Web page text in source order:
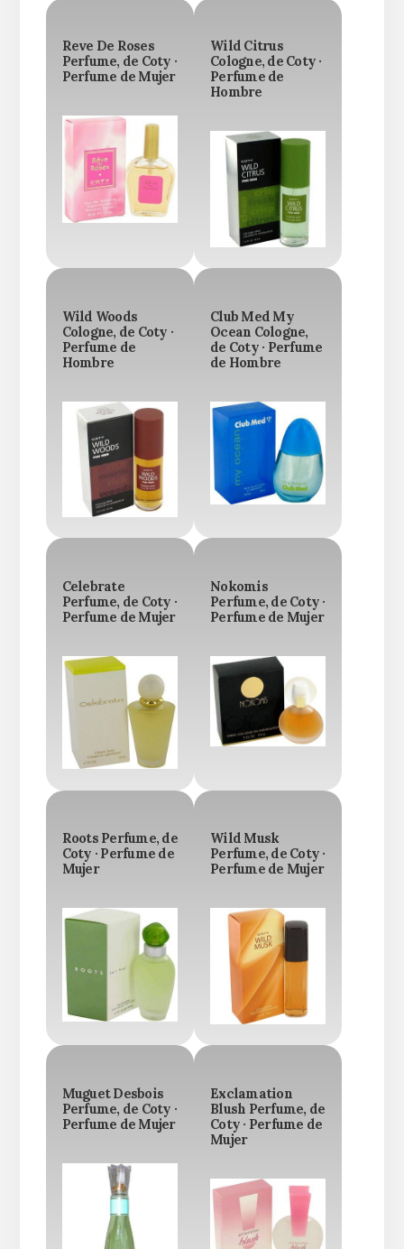
Reve De Roses
Perfume, de Coty ·
Perfume de Mujer
Wild Citrus
Cologne, de Coty ·
Perfume de
Hombre
Wild Woods
Cologne, de Coty ·
Perfume de
Hombre
Club Med My
Ocean Cologne,
de Coty · Perfume
de Hombre
Celebrate
Perfume, de Coty ·
Perfume de Mujer
Nokomis
Perfume, de Coty ·
Perfume de Mujer
Roots Perfume, de
Coty · Perfume de
Mujer
Wild Musk
Perfume, de Coty ·
Perfume de Mujer
Muguet Desbois
Perfume, de Coty ·
Perfume de Mujer
Exclamation
Blush Perfume, de
Coty · Perfume de
Mujer